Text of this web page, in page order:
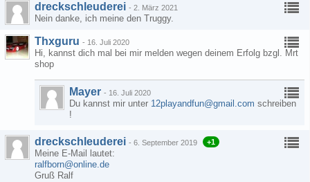
dreckschleuderei - 2. März 2021
Nein danke, ich meine den Truggy.
Thxguru - 16. Juli 2020
Hi, kannst dich mal bei mir melden wegen deinem Erfolg bzgl. Mrt
shop
Mayer - 16. Juli 2020
Du kannst mir unter 12playandfun@gmail.com schreiben
!
dreckschleuderei - 6. September 2019 +1
Meine E-Mail lautet:
ralfborn@online.de
Gruß Ralf